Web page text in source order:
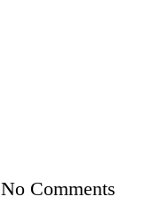
No Comments